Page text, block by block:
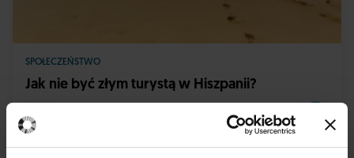
SPOŁECZEŃSTWO
Jak nie być złym turystą w Hiszpanii?